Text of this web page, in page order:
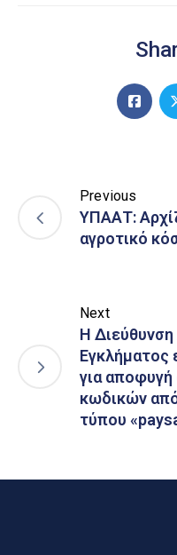
Previous
ΥΠΑΑΤ:
αγροτικό
Next
Η
Εγκλήματος
για
κωδικών
τύπου